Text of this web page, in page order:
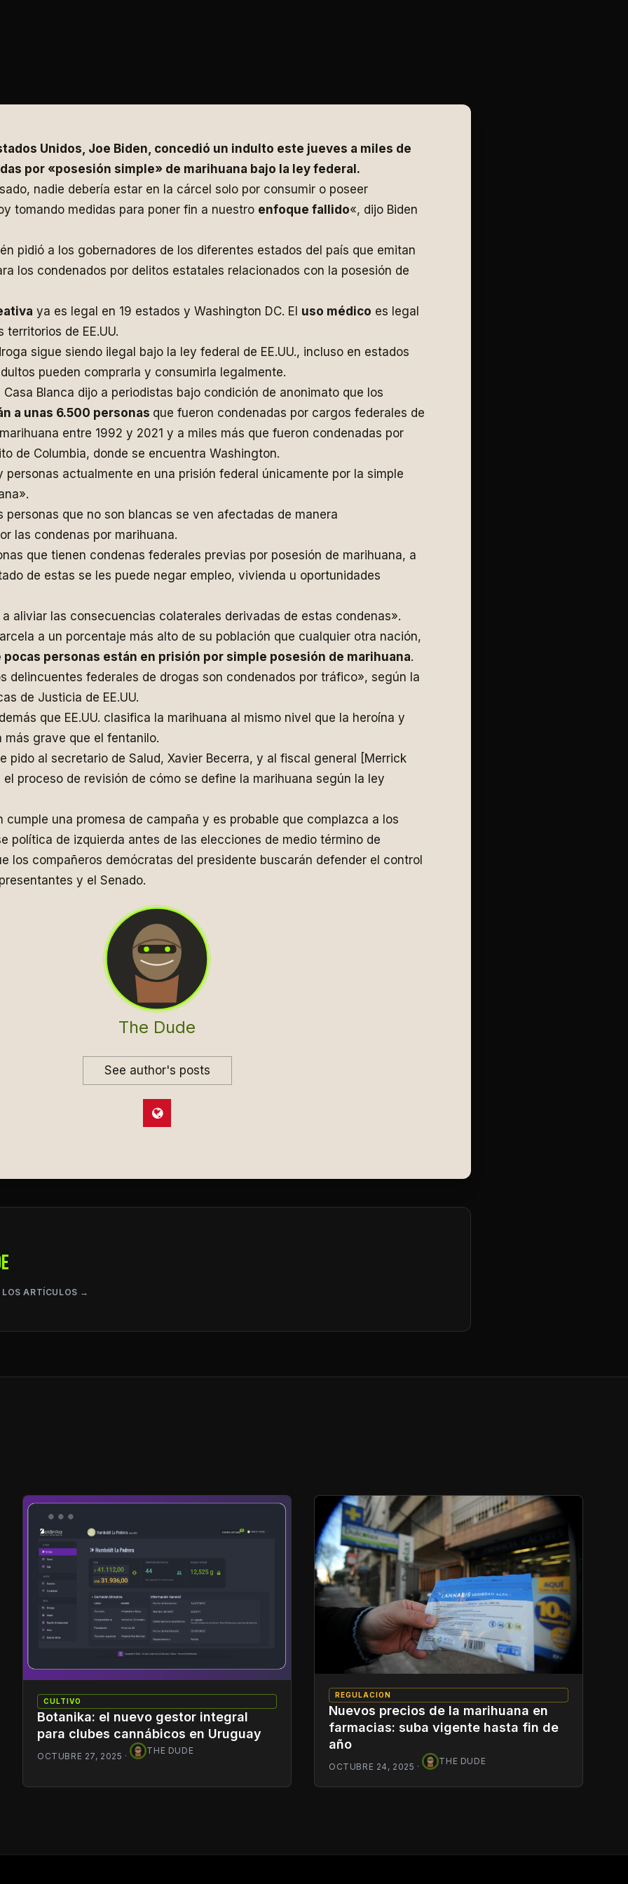
Unidos, Joe Biden, concedió un indulto este jueves a miles de
por «posesión simple» de marihuana bajo la ley federal.
nadie debería estar en la cárcel solo por consumir o poseer
tomando medidas para poner fin a nuestro enfoque fallido«, dijo Biden
pidió a los gobernadores de los diferentes estados del país que emitan
los condenados por delitos estatales relacionados con la posesión de
ya es legal en 19 estados y Washington DC. El uso médico es legal
de EE.UU.
sigue siendo ilegal bajo la ley federal de EE.UU., incluso en estados
pueden comprarla y consumirla legalmente.
Blanca dijo a periodistas bajo condición de anonimato que los
a unas 6.500 personas que fueron condenadas por cargos federales de
entre 1992 y 2021 y a miles más que fueron condenadas por
de Columbia, donde se encuentra Washington.
personas actualmente en una prisión federal únicamente por la simple
personas que no son blancas se ven afectadas de manera
las condenas por marihuana.
que tienen condenas federales previas por posesión de marihuana, a
de estas se les puede negar empleo, vivienda u oportunidades
aliviar las consecuencias colaterales derivadas de estas condenas».
a un porcentaje más alto de su población que cualquier otra nación,
personas están en prisión por simple posesión de marihuana.
delincuentes federales de drogas son condenados por tráfico», según la
de Justicia de EE.UU.
que EE.UU. clasifica la marihuana al mismo nivel que la heroína y
grave que el fentanilo.
pido al secretario de Salud, Xavier Becerra, y al fiscal general [Merrick
proceso de revisión de cómo se define la marihuana según la ley
cumple una promesa de campaña y es probable que complazca a los
política de izquierda antes de las elecciones de medio término de
los compañeros demócratas del presidente buscarán defender el control
y el Senado.
The Dude
See author's posts
LOS ARTÍCULOS →
CULTIVO
Botanika: el nuevo gestor integral
para clubes cannábicos en Uruguay
OCTUBRE 27, 2025 ·
THE DUDE
REGULACION
Nuevos precios de la marihuana en
farmacias: suba vigente hasta fin de
año
OCTUBRE 24, 2025 ·
THE DUDE